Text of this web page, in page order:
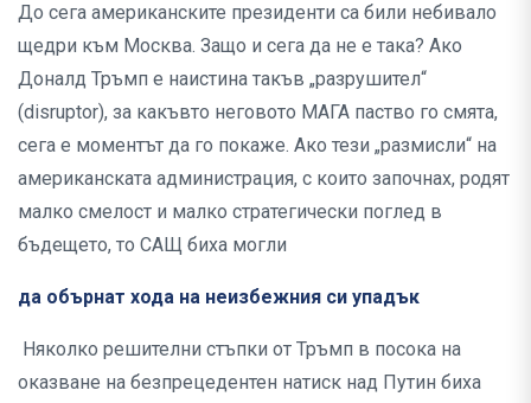
До сега американските президенти са били небивало
щедри към Москва. Защо и сега да не е така? Ако
Доналд Тръмп е наистина такъв „разрушител“
(disruptor), за какъвто неговото МАГА паство го смята,
сега е моментът да го покаже. Ако тези „размисли“ на
американската администрация, с които започнах, родят
малко смелост и малко стратегически поглед в
бъдещето, то САЩ биха могли
да обърнат хода на неизбежния си упадък
Няколко решителни стъпки от Тръмп в посока на
оказване на безпрецедентен натиск над Путин биха